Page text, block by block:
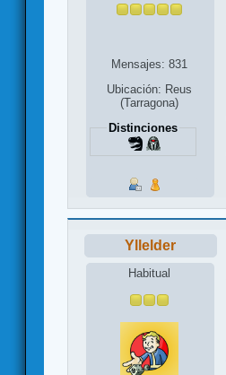
Mensajes: 831
Ubicación: Reus
(Tarragona)
Distinciones
Yllelder
Habitual